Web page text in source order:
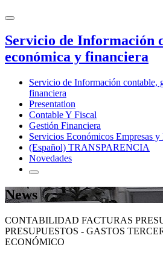
Servicio de Información
económica y financiera
Servicio de Información contable,
financiera
Presentation
Contable Y Fiscal
Gestión Financiera
Servicios Económicos Empresas y
(Español) TRANSPARENCIA
Novedades
News
CONTABILIDAD FACTURAS
PRESUPUESTOS - GASTOS
ECONÓMICO